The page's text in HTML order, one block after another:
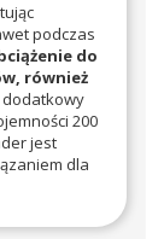
podczas
do
również
dodatkowy
200
jest
dla